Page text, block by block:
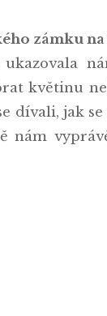
zámku
květinu
dívali, jak
nám